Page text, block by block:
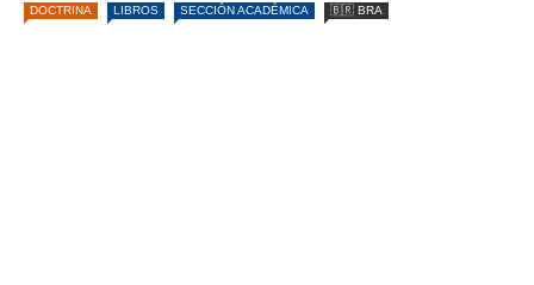
DOCTRINA LIBROS SECCIÓN ACADÉMICA 🇧🇷 BRA